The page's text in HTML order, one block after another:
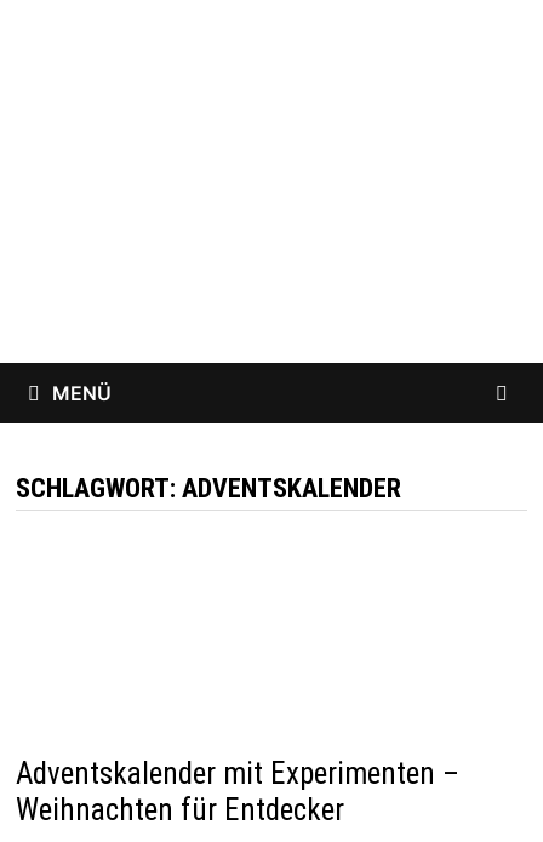
MENÜ
SCHLAGWORT: ADVENTSKALENDER
Adventskalender mit Experimenten –
Weihnachten für Entdecker